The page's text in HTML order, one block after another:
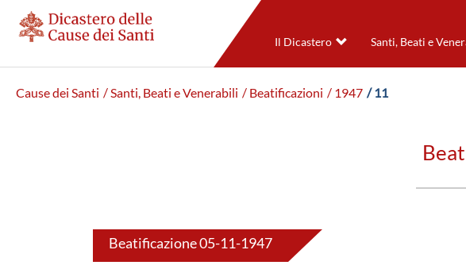
Il Dicastero Santi, Beati e
Cause dei Santi / Santi, Beati e Venerabili / Beatificazioni / 1947 / 11
Beatificazione 05-11-1947